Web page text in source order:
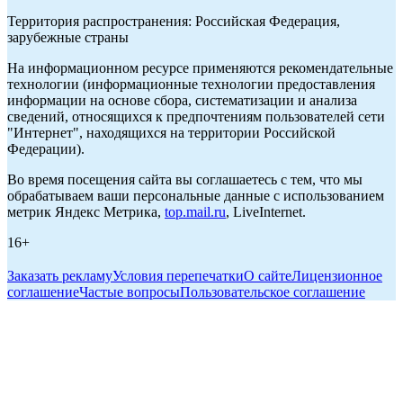
Территория распространения: Российская Федерация,
зарубежные страны
На информационном ресурсе применяются рекомендательные
технологии (информационные технологии предоставления
информации на основе сбора, систематизации и анализа
сведений, относящихся к предпочтениям пользователей сети
"Интернет", находящихся на территории Российской
Федерации).
Во время посещения сайта вы соглашаетесь с тем, что мы
обрабатываем ваши персональные данные с использованием
метрик Яндекс Метрика, top.mail.ru, LiveInternet.
16+
Заказать рекламуУсловия перепечаткиО сайтеЛицензионное
соглашениеЧастые вопросыПользовательское соглашение